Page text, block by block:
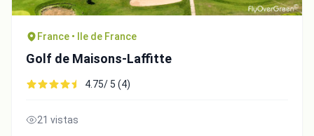
France • Ile de France
Golf de Maisons-Laffitte
4.75/ 5 (4)
21 vistas